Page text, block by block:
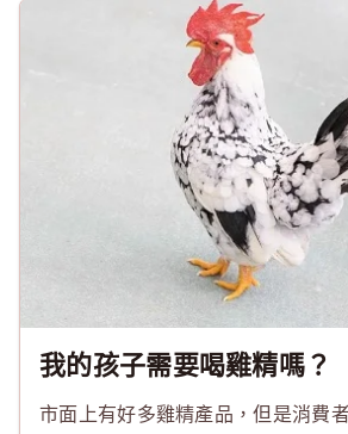
我的孩子需要喝雞精嗎？
市面上有好多雞精產品，但是消費